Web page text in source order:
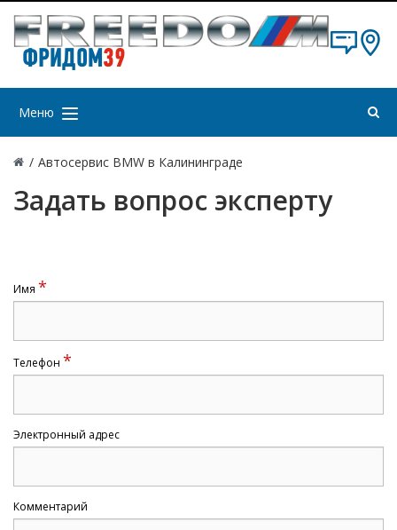
ФРИДОМ39
Меню
/ Автосервис BMW в Калининграде
Задать вопрос эксперту
Имя *
Телефон *
Электронный адрес
Комментарий